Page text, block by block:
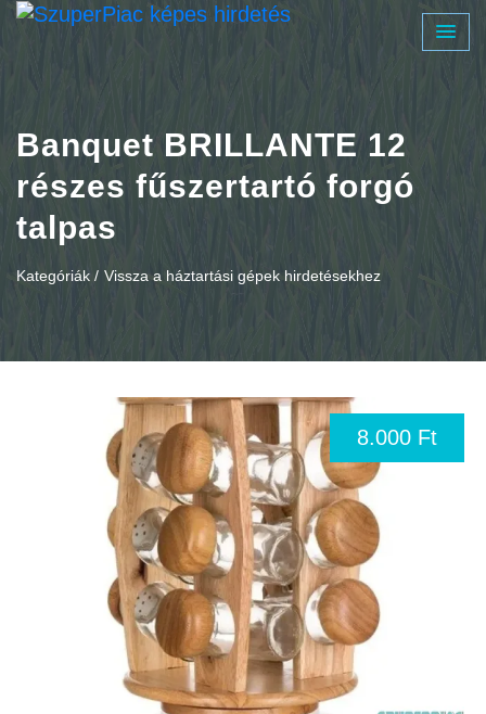
Banquet BRILLANTE 12
részes fűszertartó forgó
talpas
Kategóriák / Vissza a háztartási gépek hirdetésekhez
8.000 Ft